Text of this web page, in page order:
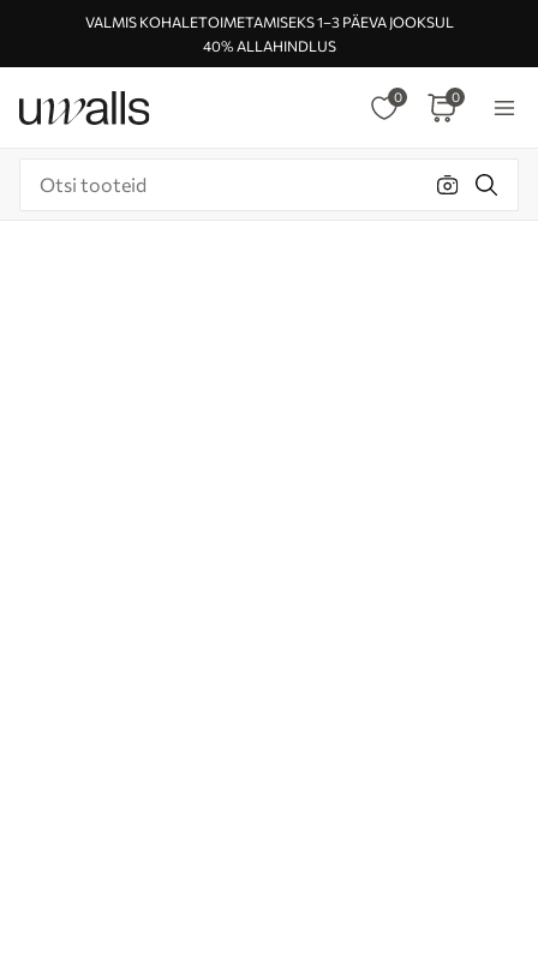
VALMIS KOHALETOIMETAMISEKS 1–3 PÄEVA JOOKSUL
40% ALLAHINDLUS
0 0